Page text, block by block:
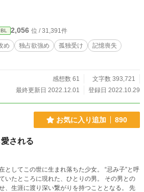
た？ あんな浮気野郎はほっといて俺にしろよ。
った為に荒い部分がありますが、ちょこちょこ
そういうシーンも早い段階でありますのでご注
てます、そちらもよろしくお願いします。
BL 2,056 位 / 31,391件
め 独占欲強め 孤独受け
記憶喪失
感想数 61
文字数 393,721
最終更新日 2022.12.01
登録日 2022.10.29
お気に入り追加 890
される
この世に生まれ落ちた少女。 “忌み子”と呼
ころに現れた、ひとりの男。 その男との
生涯に渡り深い繋がりを持つこととなる。 先